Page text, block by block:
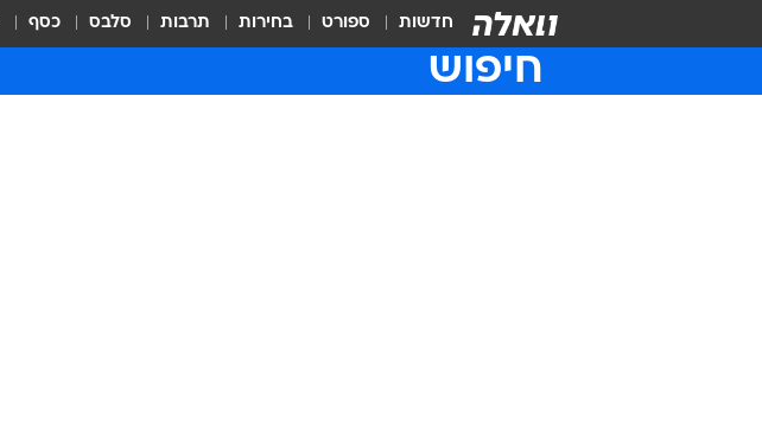
חדשות ספורט בחירות תרבות סלבס כסף
חיפוש